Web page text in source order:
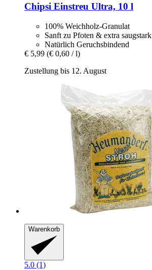
Chipsi Einstreu Ultra, 10 l
100% Weichholz-Granulat
Sanft zu Pfoten & extra saugstark
Natürlich Geruchsbindend
€ 5,99 (€ 0,60 / l)
Zustellung bis 12. August
Warenkorb
5.0 (1)